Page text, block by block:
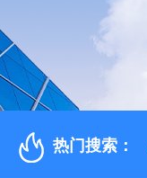
热门搜索：